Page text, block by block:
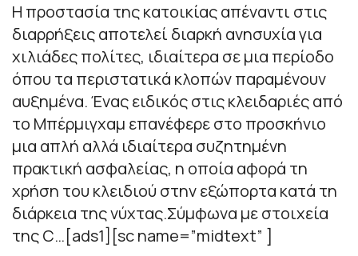
Η προστασία της κατοικίας απέναντι στις
διαρρήξεις αποτελεί διαρκή ανησυχία για
χιλιάδες πολίτες, ιδιαίτερα σε μια περίοδο
όπου τα περιστατικά κλοπών παραμένουν
αυξημένα. Ένας ειδικός στις κλειδαριές από
το Μπέρμιγχαμ επανέφερε στο προσκήνιο
μια απλή αλλά ιδιαίτερα συζητημένη
πρακτική ασφαλείας, η οποία αφορά τη
χρήση του κλειδιού στην εξώπορτα κατά τη
διάρκεια της νύχτας.Σύμφωνα με στοιχεία
της C…[ads1][sc name=”midtext” ]